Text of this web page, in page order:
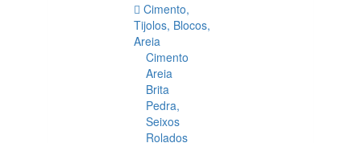
Cimento,
Tijolos, Blocos,
Areia
Cimento
Areia
Brita
Pedra,
Seixos
Rolados